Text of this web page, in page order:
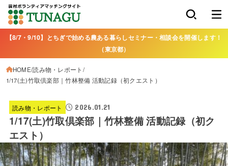
【8/7・9/10】とちぎで始める農ある暮らしセミナー・相談会を開催します！
（東京都）
HOME 読み物・レポート
1/17(土)竹取倶楽部｜竹林整備 活動記録（初クエスト）
読み物・レポート 2026.01.21
1/17(土)竹取倶楽部｜竹林整備 活動記録（初ク
エスト）